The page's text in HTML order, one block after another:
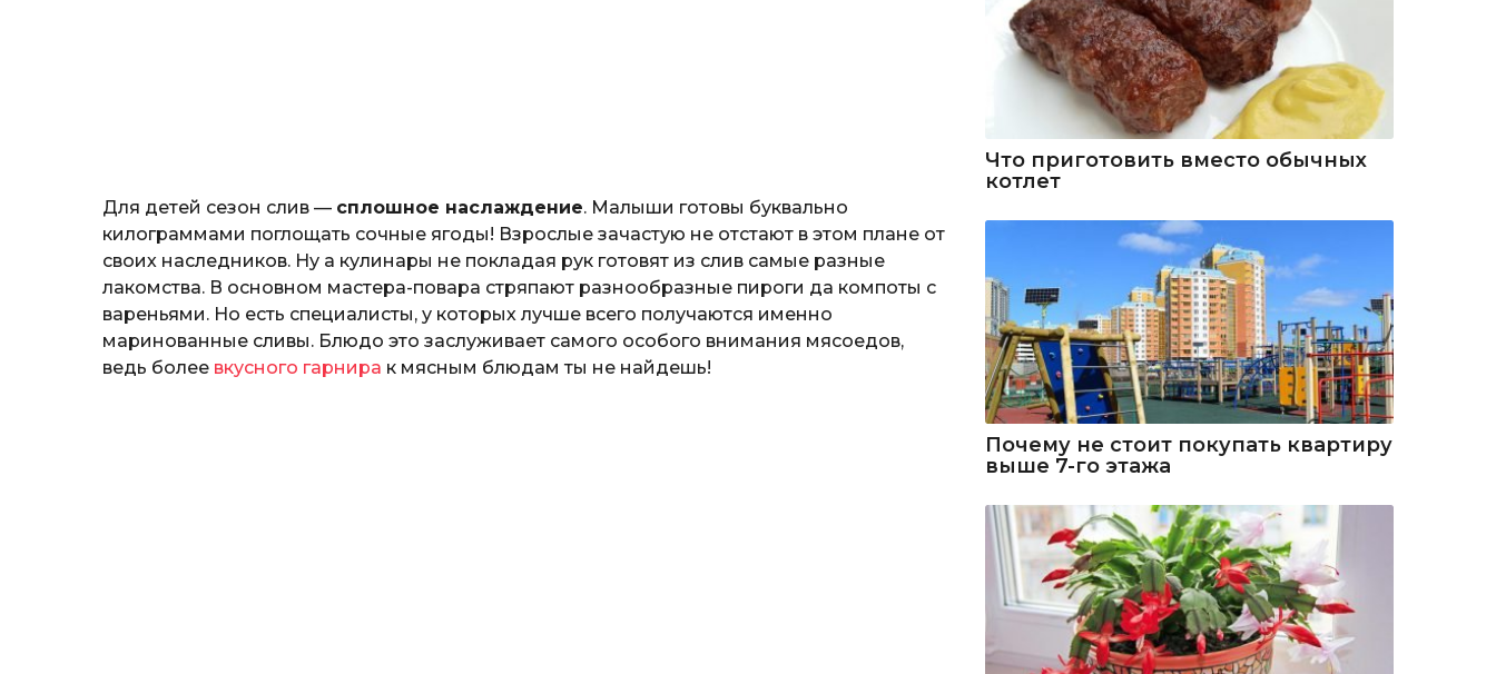
Для детей сезон слив — сплошное наслаждение. Малыши готовы буквально
килограммами поглощать сочные ягоды! Взрослые зачастую не отстают в этом плане от
своих наследников. Ну а кулинары не покладая рук готовят из слив самые разные
лакомства. В основном мастера-повара стряпают разнообразные пироги да компоты с
вареньями. Но есть специалисты, у которых лучше всего получаются именно
маринованные сливы. Блюдо это заслуживает самого особого внимания мясоедов,
ведь более вкусного гарнира к мясным блюдам ты не найдешь!
Что приготовить вместо обычных
котлет
Почему не стоит покупать квартиру
выше 7-го этажа